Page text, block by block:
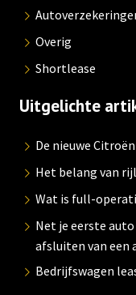
Overig
Shortlease
Uitgelichte
De nieuwe
Het belang van
Wat is full-
Net je eerste
afsluiten van een
Bedrijfswagen